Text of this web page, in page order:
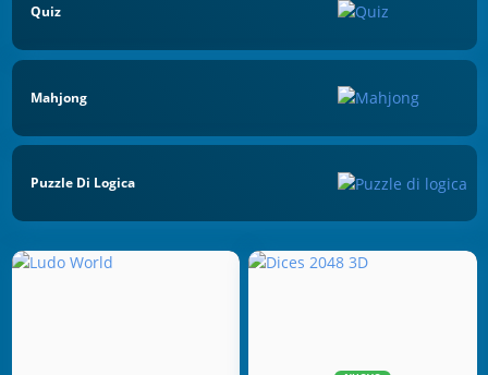
Quiz
Mahjong
Puzzle Di Logica